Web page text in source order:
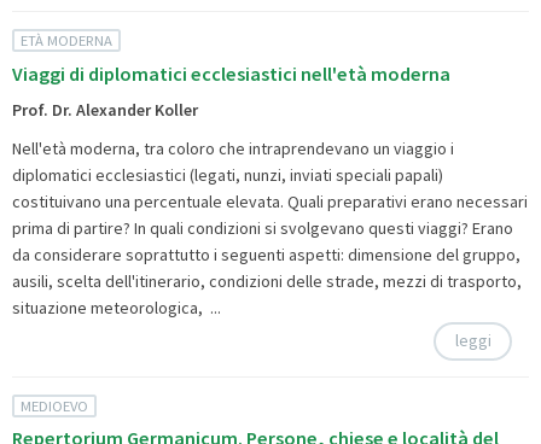
ETÀ MODERNA
Viaggi di diplomatici ecclesiastici nell'età moderna
Prof. Dr. Alexander Koller
Nell'età moderna, tra coloro che intraprendevano un viaggio i
diplomatici ecclesiastici (legati, nunzi, inviati speciali papali)
costituivano una percentuale elevata. Quali preparativi erano necessari
prima di partire? In quali condizioni si svolgevano questi viaggi? Erano
da considerare soprattutto i seguenti aspetti: dimensione del gruppo,
ausili, scelta dell'itinerario, condizioni delle strade, mezzi di trasporto,
situazione meteorologica, ...
leggi
MEDIOEVO
Repertorium Germanicum. Persone, chiese e località del